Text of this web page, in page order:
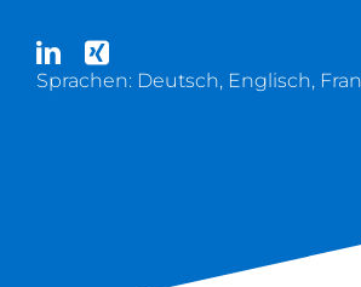
Sprachen: Deutsch, Englisch,